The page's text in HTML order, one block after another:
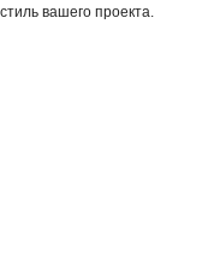
вашего проекта.